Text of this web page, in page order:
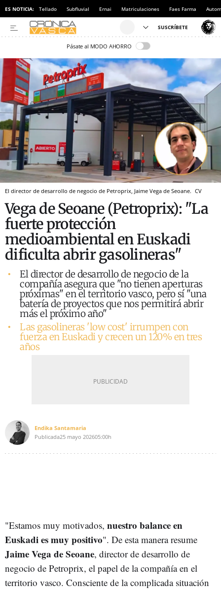
ES NOTICIA: Tellado Subfluvial Ernai Matriculaciones Faes Farma
Pásate al MODO AHORRO
El director de desarrollo de negocio de Petroprix, Jaime Vega de Seoane. CV
Vega de Seoane (Petroprix): "La
fuerte protección
medioambiental en Euskadi
dificulta abrir gasolineras"
El director de desarrollo de negocio de la
compañía asegura que "no tienen aperturas
próximas" en el territorio vasco, pero sí "una
batería de proyectos que nos permitirá abrir
más el próximo año"
Las gasolineras 'low cost' irrumpen con
fuerza en Euskadi y crecen un 120% en tres
años
Endika Santamaria
Publicada25 mayo 202605:00h
"Estamos muy motivados, nuestro balance en
Euskadi es muy positivo". De esta manera resume
Jaime Vega de Seoane, director de desarrollo de
negocio de Petroprix, el papel de la compañía en el
territorio vasco. Consciente de la complicada situación